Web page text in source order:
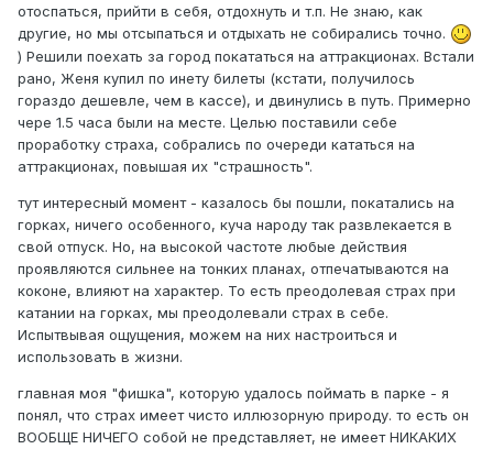
отоспаться, прийти в себя, отдохнуть и т.п. Не знаю, как
другие, но мы отсыпаться и отдыхать не собирались точно.
) Решили поехать за город покататься на аттракционах. Встали
рано, Женя купил по инету билеты (кстати, получилось
гораздо дешевле, чем в кассе), и двинулись в путь. Примерно
чере 1.5 часа были на месте. Целью поставили себе
проработку страха, собрались по очереди кататься на
аттракционах, повышая их "страшность".
тут интересный момент - казалось бы пошли, покатались на
горках, ничего особенного, куча народу так развлекается в
свой отпуск. Но, на высокой частоте любые действия
проявляются сильнее на тонких планах, отпечатываются на
коконе, влияют на характер. То есть преодолевая страх при
катании на горках, мы преодолевали страх в себе.
Испытвывая ощущения, можем на них настроиться и
использовать в жизни.
главная моя "фишка", которую удалось поймать в парке - я
понял, что страх имеет чисто иллюзорную природу. то есть он
ВООБЩЕ НИЧЕГО собой не представляет, не имеет НИКАКИХ